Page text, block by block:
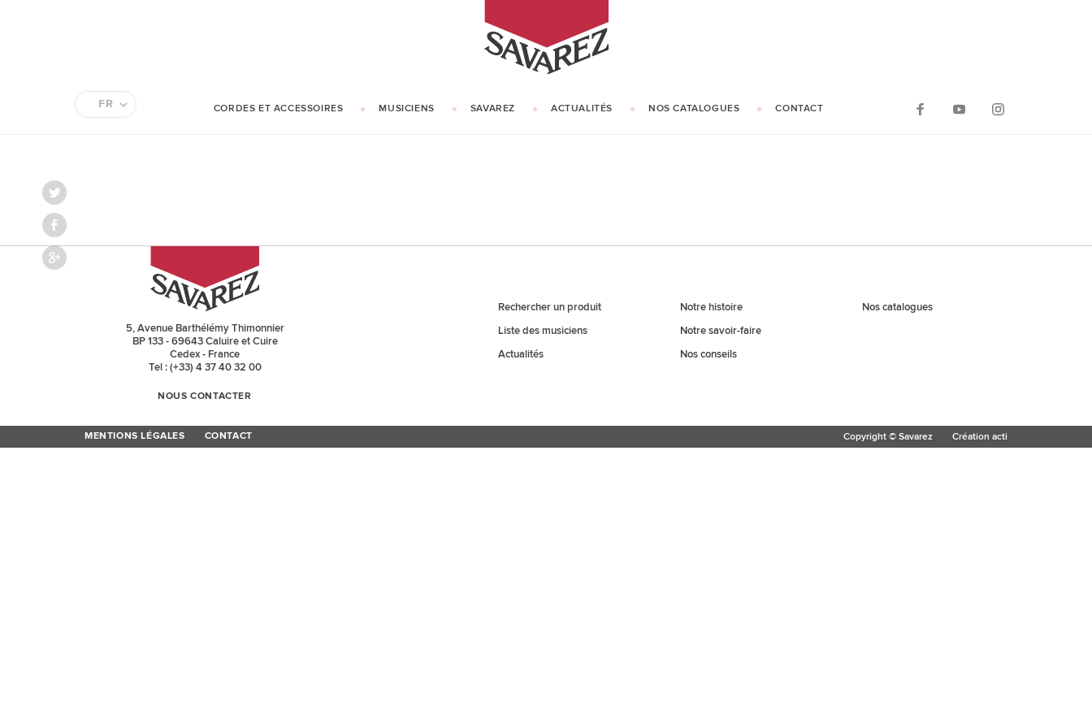
FR CORDES ET ACCESSOIRES MUSICIENS SAVAREZ ACTUALITÉS NOS CATALOGUES CONTACT
5, Avenue Barthélémy Thimonnier
BP 133 - 69643 Caluire et Cuire
Cedex - France
Tel : (+33) 4 37 40 32 00
NOUS CONTACTER
Rechercher un produit
Liste des musiciens
Actualités
Notre histoire
Notre savoir-faire
Nos conseils
Nos catalogues
MENTIONS LÉGALES CONTACT Copyright © Savarez Création acti